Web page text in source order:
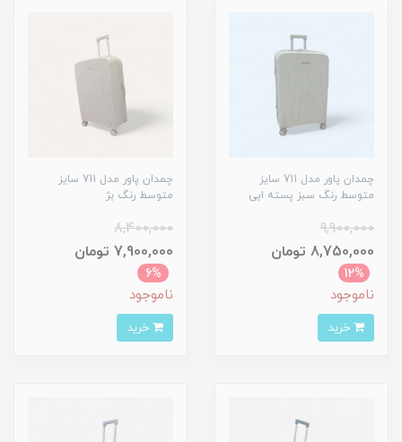
چمدان پاور مدل 711 سایز
متوسط رنگ سبز پسته ایی
9,900,000
8,750,000 تومان
12%
ناموجود
چمدان پاور مدل 711 سایز
متوسط رنگ بژ
8,400,000
7,900,000 تومان
6%
ناموجود